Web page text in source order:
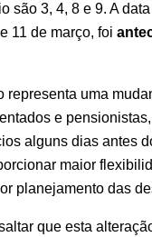
são 3, 4, 8 e 9. A
11 de março, foi
representa uma
e
alguns dias antes
maior
planejamento das
que esta